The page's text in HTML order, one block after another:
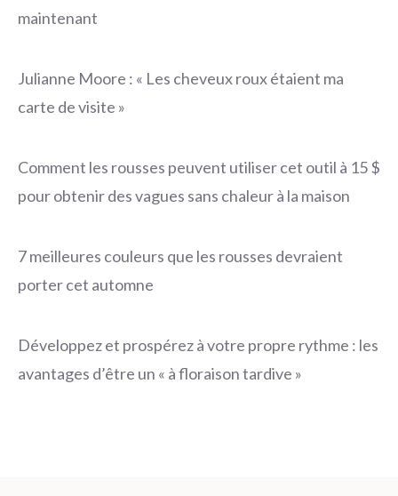
maintenant
Julianne Moore : « Les cheveux roux étaient ma
carte de visite »
Comment les rousses peuvent utiliser cet outil à 15 $
pour obtenir des vagues sans chaleur à la maison
7 meilleures couleurs que les rousses devraient
porter cet automne
Développez et prospérez à votre propre rythme : les
avantages d’être un « à floraison tardive »